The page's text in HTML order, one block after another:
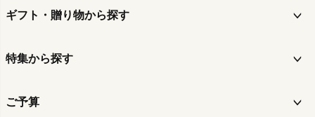
ギフト・贈り物から探す
特集から探す
ご予算